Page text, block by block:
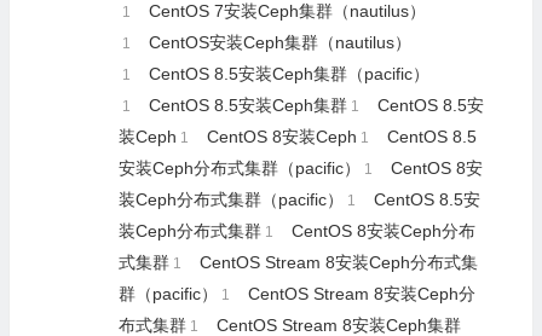
1 CentOS 7安装Ceph集群（nautilus）
1 CentOS安装Ceph集群（nautilus）
1 CentOS 8.5安装Ceph集群（pacific）
1 CentOS 8.5安装Ceph集群 1
CentOS 8.5安
装Ceph 1 CentOS 8安装Ceph 1
CentOS 8.5
安装Ceph分布式集群（pacific）
1
CentOS 8安
装Ceph分布式集群（pacific）
1
CentOS 8.5安
装Ceph分布式集群 1
CentOS 8安装Ceph分布
式集群 1
CentOS Stream 8安装Ceph分布式集
群（pacific）
1
CentOS Stream 8安装Ceph分
布式集群 1 CentOS Stream 8安装Ceph集群